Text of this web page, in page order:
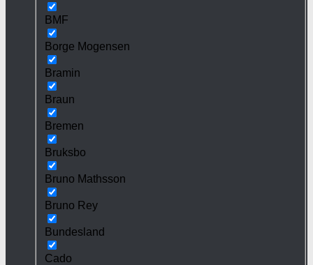
BMF
Borge Mogensen
Bramin
Braun
Bremen
Bruksbo
Bruno Mathsson
Bruno Rey
Bundesland
Cado